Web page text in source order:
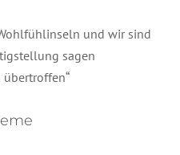
und wir sind
sagen
übertroffen“